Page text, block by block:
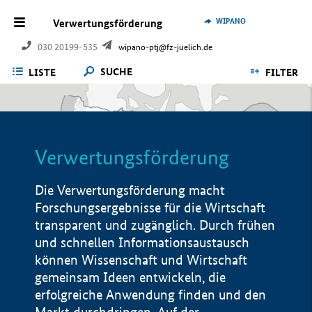
Verwertungsförderung
030 20199-535 wipano-ptj@fz-juelich.de
WIPANO
LISTE SUCHE FILTER
Verwertungsförderung
Die Verwertungsförderung macht
Forschungsergebnisse für die Wirtschaft
transparent und zugänglich. Durch frühen
und schnellen Informationsaustausch
können Wissenschaft und Wirtschaft
gemeinsam Ideen entwickeln, die
erfolgreiche Anwendung finden und den